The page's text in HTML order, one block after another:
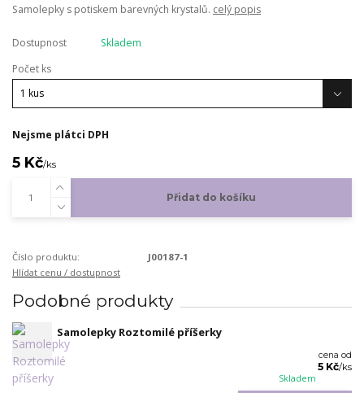
Samolepky s potiskem barevných krystalů. celý popis
Dostupnost
Skladem
Počet ks
Nejsme plátci DPH
5 Kč/ks
Přidat do košíku
Číslo produktu:
J00187-1
Hlídat cenu / dostupnost
Podobné produkty
Samolepky Roztomilé příšerky
cena od
5 Kč/ks
Skladem